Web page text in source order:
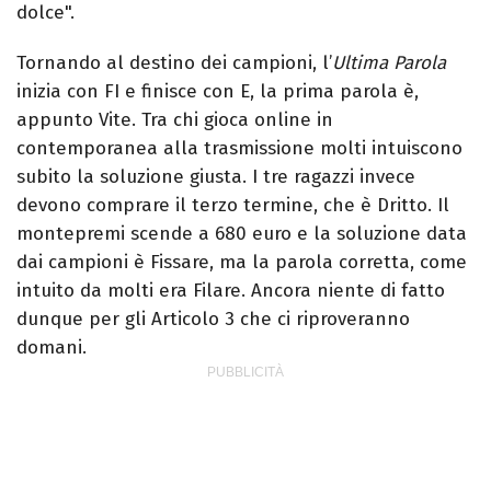
dolce".
Tornando al destino dei campioni, l’Ultima Parola
inizia con FI e finisce con E, la prima parola è,
appunto Vite. Tra chi gioca online in
contemporanea alla trasmissione molti intuiscono
subito la soluzione giusta. I tre ragazzi invece
devono comprare il terzo termine, che è Dritto. Il
montepremi scende a 680 euro e la soluzione data
dai campioni è Fissare, ma la parola corretta, come
intuito da molti era Filare. Ancora niente di fatto
dunque per gli Articolo 3 che ci riproveranno
domani.